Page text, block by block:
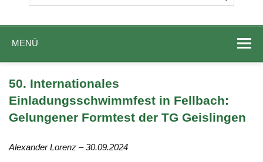
MENÜ
50. Internationales
Einladungsschwimmfest in Fellbach:
Gelungener Formtest der TG Geislingen
Alexander Lorenz – 30.09.2024